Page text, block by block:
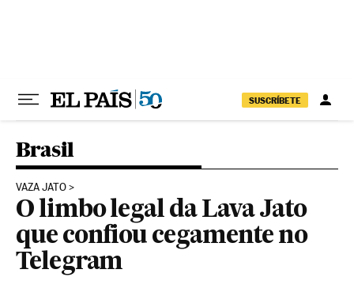
SUSCRÍBETE
Brasil
VAZA JATO
O limbo legal da Lava Jato
que confiou cegamente no
Telegram